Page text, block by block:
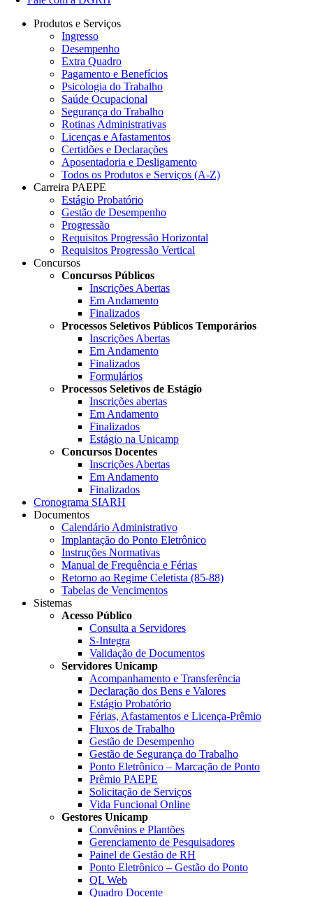
Produtos e Serviços
Ingresso
Desempenho
Extra Quadro
Pagamento e Benefícios
Psicologia do Trabalho
Saúde Ocupacional
Segurança do Trabalho
Rotinas Administrativas
Licenças e Afastamentos
Certidões e Declarações
Aposentadoria e Desligamento
Todos os Produtos e Serviços (A-Z)
Carreira PAEPE
Estágio Probatório
Gestão de Desempenho
Progressão
Requisitos Progressão Horizontal
Requisitos Progressão Vertical
Concursos
Concursos Públicos
Inscrições Abertas
Em Andamento
Finalizados
Processos Seletivos Públicos Temporários
Inscrições Abertas
Em Andamento
Finalizados
Formulários
Processos Seletivos de Estágio
Inscrições abertas
Em Andamento
Finalizados
Estágio na Unicamp
Concursos Docentes
Inscrições Abertas
Em Andamento
Finalizados
Cronograma SIARH
Documentos
Calendário Administrativo
Implantação do Ponto Eletrônico
Instruções Normativas
Manual de Frequência e Férias
Retorno ao Regime Celetista (85-88)
Tabelas de Vencimentos
Sistemas
Acesso Público
Consulta a Servidores
S-Integra
Validação de Documentos
Servidores Unicamp
Acompanhamento e Transferência
Declaração dos Bens e Valores
Estágio Probatório
Férias, Afastamentos e Licença-Prêmio
Fluxos de Trabalho
Gestão de Desempenho
Gestão de Segurança do Trabalho
Ponto Eletrônico – Marcação de Ponto
Prêmio PAEPE
Solicitação de Serviços
Vida Funcional Online
Gestores Unicamp
Convênios e Plantões
Gerenciamento de Pesquisadores
Painel de Gestão de RH
Ponto Eletrônico – Gestão do Ponto
QL Web
Quadro Docente